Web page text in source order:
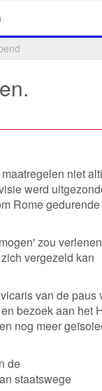
niet
werd
Rome
zou
vergezeld kan
van de paus
bezoek aan het
nog meer
de
staatswege